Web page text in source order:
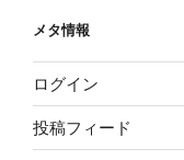
メタ情報
ログイン
投稿フィード